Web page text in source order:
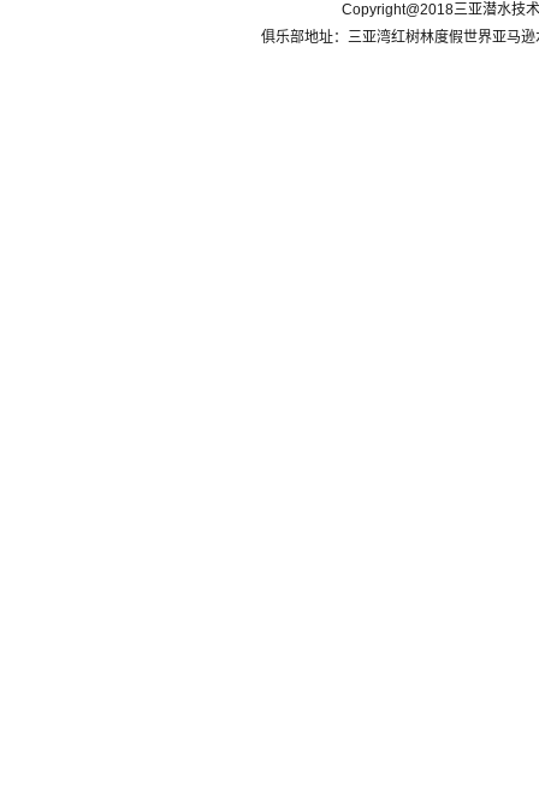
Copyright@2018三亚潜水技
俱乐部地址：三亚湾红树林度假世界亚马